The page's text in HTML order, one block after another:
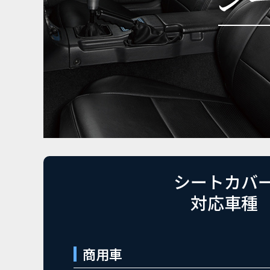
シートカバ
対応車種
商用車